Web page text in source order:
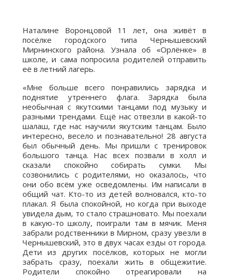
Наталине Воронцовой 11 лет, она живёт в
посёлке городского типа Чернышевский
Мирнинского района. Узнала об «Орлёнке» в
школе, и сама попросила родителей отправить
её в летний лагерь.
«Мне больше всего понравились зарядка и
поднятие утреннего флага. Зарядка была
необычная с якутскими танцами под музыку и
разными трендами. Ещё нас отвезли в какой-то
шалаш, где нас научили якутским танцам. Было
интересно, весело и познавательно! 28 августа
был обычный день. Мы пришли с тренировок
большого танца. Нас всех позвали в холл и
сказали спокойно собирать сумки. Мы
созвонились с родителями, но оказалось, что
они обо всём уже осведомлены. Им написали в
общий чат. Кто-то из детей волновался, кто-то
плакал. Я была спокойной, но когда при выходе
увидела дым, то стало страшновато. Мы поехали
в какую-то школу, поиграли там в мячик. Меня
забрали родственники в Мирном, сразу увезли в
Чернышевский, это в двух часах езды от города.
Дети из других посёлков, которых не могли
забрать сразу, поехали жить в общежитие.
Родители спокойно отреагировали на